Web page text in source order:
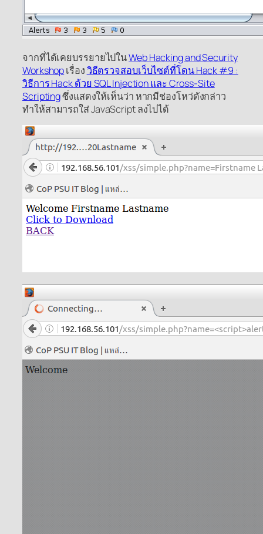
จากที่ได้เคยบรรยายไปในWeb Hacking and Security
Workshopเรื่องวิธีตรวจสอบเว็บไซต์ที่โดน Hack #9 :
วิธีการ Hack ด้วย SQL Injection และ Cross-Site
Scriptingซึ่งแสดงให้เห็นว่า หากมีช่องโหว่ดังกล่าว
ทำให้สามารถใส่ JavaScript ลงไปได้